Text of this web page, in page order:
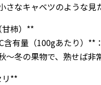
さなキャベツのような見
柿）**
含有量（100gあたり）**
～冬の果物で、熟せば非
リ**